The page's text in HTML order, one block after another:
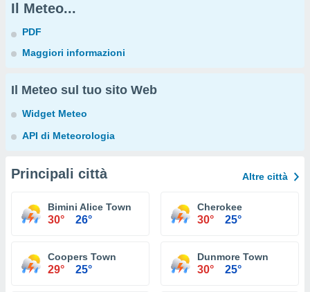
Il Meteo...
PDF
Maggiori informazioni
Il Meteo sul tuo sito Web
Widget Meteo
API di Meteorologia
Principali città Altre città
Bimini Alice Town
30° 26°
Cherokee
30° 25°
Coopers Town
29° 25°
Dunmore Town
30° 25°